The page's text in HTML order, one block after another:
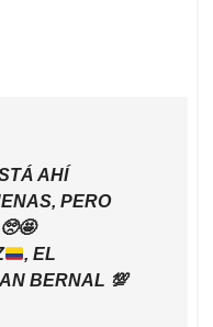
AHÍ
PERO
, EL
BERNAL 💯